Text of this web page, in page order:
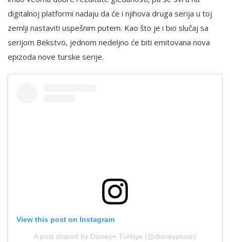
digitalnoj platformi nadaju da će i njihova druga serija u toj
zemlji nastaviti uspešnim putem. Kao što je i bio slučaj sa
serijom Bekstvo, jednom nedeljno će biti emitovana nova
epizoda nove turske serije.
View this post on Instagram
A post shared by Disney+ Türkiye (@disneyplustr)